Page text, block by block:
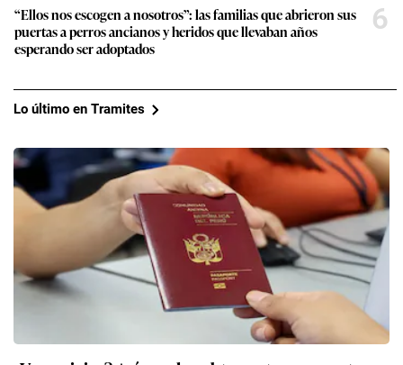
“Ellos nos escogen a nosotros”: las familias que abrieron sus
puertas a perros ancianos y heridos que llevaban años
esperando ser adoptados
6
Lo último en Tramites